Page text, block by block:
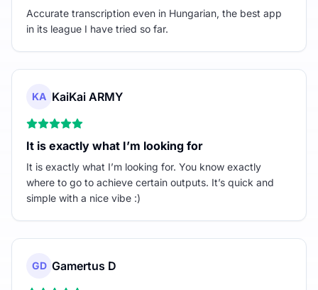
Accurate transcription even in Hungarian, the best app
in its league I have tried so far.
KA KaiKai ARMY
It is exactly what I’m looking for
It is exactly what I’m looking for. You know exactly
where to go to achieve certain outputs. It’s quick and
simple with a nice vibe :)
GD Gamertus D